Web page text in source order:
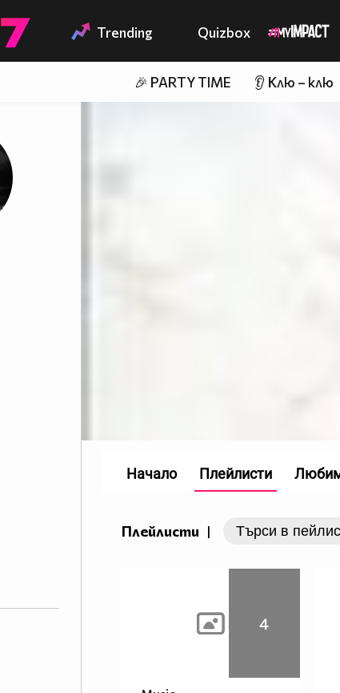
Trending Quizbox
🎉 PARTY TIME 👂 Клю – клю
Плейлисти |
4
Начало Плейлисти